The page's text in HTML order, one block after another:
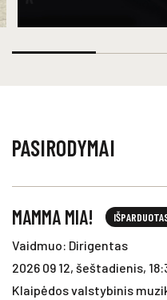
PASIRODYMAI
MAMMA MIA!
Vaidmuo: Dirigentas
2026 09 12, šeštadienis,
Klaipėdos valstybinis